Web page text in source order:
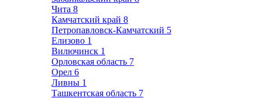
Чита 8
Камчатский край 8
Петропавловск-Камчатский 5
Елизово 1
Вилючинск 1
Орловская область 7
Орел 6
Ливны 1
Ташкентская область 7